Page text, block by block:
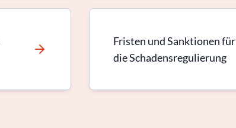
Fristen und Sanktionen für
die Schadensregulierung